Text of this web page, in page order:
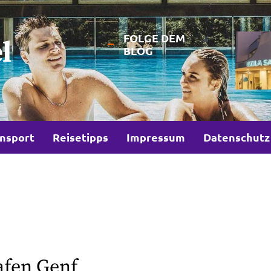
FOLGE DEM
BLOG
Reisetipps Impressum Datenschutz